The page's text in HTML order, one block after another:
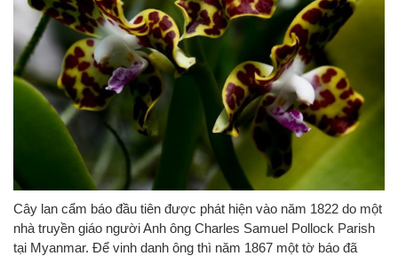
Cây lan cẩm báo đầu tiên được phát hiện vào năm 1822 do một
nhà truyền giáo người Anh ông Charles Samuel Pollock Parish
tại Myanmar. Để vinh danh ông thì năm 1867 một tờ báo đã